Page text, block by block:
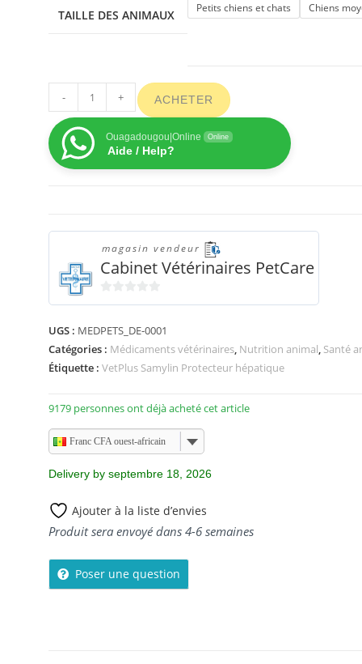
TAILLE DES ANIMAUX Petits chiens et chats Chiens
- + ACHETER
Ouagadougou|Online Online
Aide / Help?
magasin vendeur
Cabinet Vétérinaires PetCare
0
u
r
5
UGS : MEDPETS_DE-0001
Catégories : Médicaments vétérinaires, Nutrition animal, Santé
Étiquette : VetPlus Samylin Protecteur hépatique
9179 personnes ont déjà acheté cet article
Franc CFA ouest-africain
Delivery by septembre 18, 2026
Ajouter à la liste d’envies
Produit sera envoyé dans 4-6 semaines
Poser une question